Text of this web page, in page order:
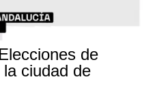
de
ciudad de